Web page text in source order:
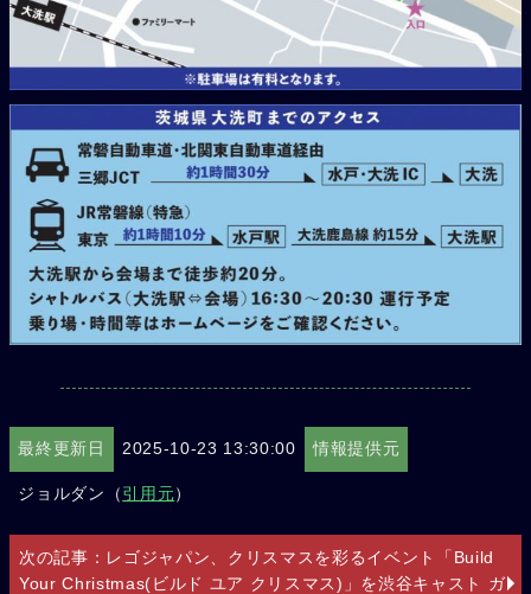
最終更新日 2025-10-23 13:30:00 情報提供元
ジョルダン（引用元）
次の記事：レゴジャパン、クリスマスを彩るイベント「Build
Your Christmas(ビルド ユア クリスマス)」を渋谷キャスト ガ